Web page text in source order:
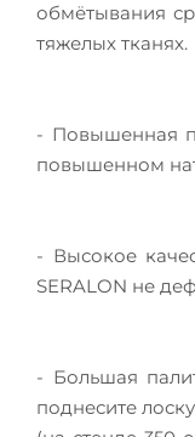
обмётывания
тяжелых тканях.
- Повышенная
повышенном
- Высокое
SERALON не
- Большая
поднесите